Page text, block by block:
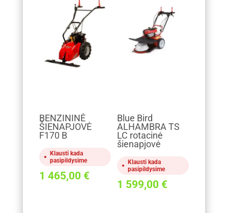
BENZININĖ
ŠIENAPJOVĖ
F170 B
Klausti kada
pasipildysime
1 465,00 €
Blue Bird
ALHAMBRA TS
LC rotacinė
šienapjovė
Klausti kada
pasipildysime
1 599,00 €